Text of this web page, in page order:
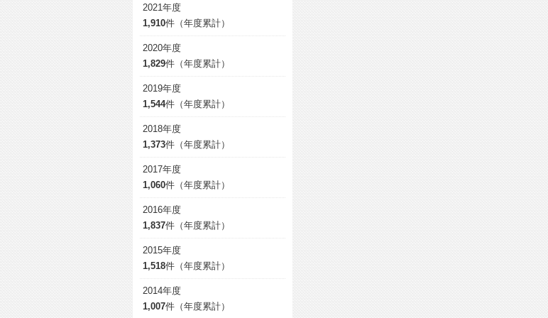
2021年度
1,910件（年度累計）
2020年度
1,829件（年度累計）
2019年度
1,544件（年度累計）
2018年度
1,373件（年度累計）
2017年度
1,060件（年度累計）
2016年度
1,837件（年度累計）
2015年度
1,518件（年度累計）
2014年度
1,007件（年度累計）